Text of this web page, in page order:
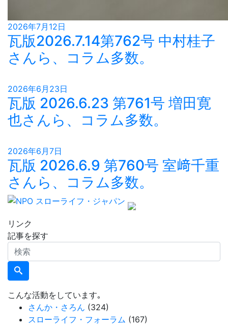
2026年7月12日
瓦版2026.7.14第762号 中村桂子
さんら、コラム多数。
2026年6月23日
瓦版 2026.6.23 第761号 増田寛
也さんら、コラム多数。
2026年6月7日
瓦版 2026.6.9 第760号 室﨑千重
さんら、コラム多数。
リンク
記事を探す
検
索
こんな活動をしています｡
さんか・さろん (324)
スローライフ・フォーラム (167)